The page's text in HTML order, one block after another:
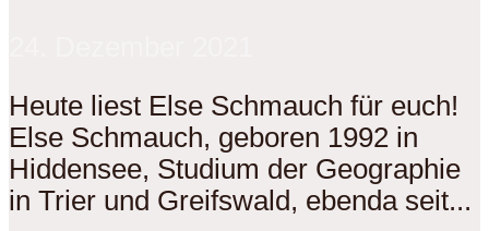
Heute liest Else Schmauch für euch!
Else Schmauch, geboren 1992 in
Hiddensee, Studium der Geographie
in Trier und Greifswald, ebenda seit...